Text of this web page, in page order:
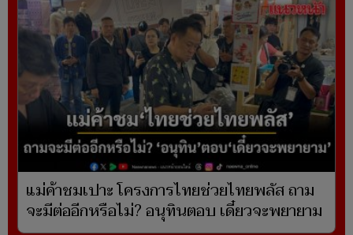
แม่ค้าชมเปาะ โครงการไทยช่วยไทยพลัส ถาม
จะมีต่ออีกหรือไม่? อนุทินตอบ เดี๋ยวจะพยายาม